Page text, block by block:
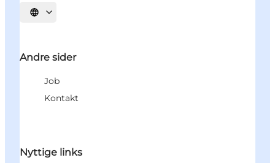
Vælg sprog
Andre sider
Job
Kontakt
Nyttige links